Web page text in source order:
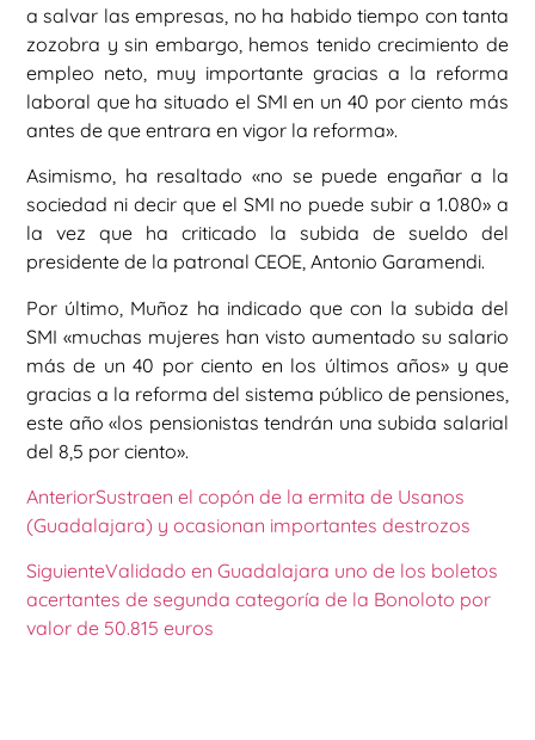
a salvar las empresas, no ha habido tiempo con tanta
zozobra y sin embargo, hemos tenido crecimiento de
empleo neto, muy importante gracias a la reforma
laboral que ha situado el SMI en un 40 por ciento más
antes de que entrara en vigor la reforma».
Asimismo, ha resaltado «no se puede engañar a la
sociedad ni decir que el SMI no puede subir a 1.080» a
la vez que ha criticado la subida de sueldo del
presidente de la patronal CEOE, Antonio Garamendi.
Por último, Muñoz ha indicado que con la subida del
SMI «muchas mujeres han visto aumentado su salario
más de un 40 por ciento en los últimos años» y que
gracias a la reforma del sistema público de pensiones,
este año «los pensionistas tendrán una subida salarial
del 8,5 por ciento».
AnteriorSustraen el copón de la ermita de Usanos
(Guadalajara) y ocasionan importantes destrozos
SiguienteValidado en Guadalajara uno de los boletos
acertantes de segunda categoría de la Bonoloto por
valor de 50.815 euros